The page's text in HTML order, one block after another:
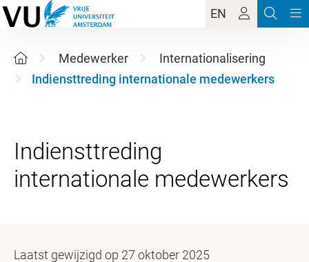
EN
Medewerker
Internationalisering
Indiensttreding internationale medewerkers
Indiensttreding
Laatst gewijzigd op 27 oktober 2025